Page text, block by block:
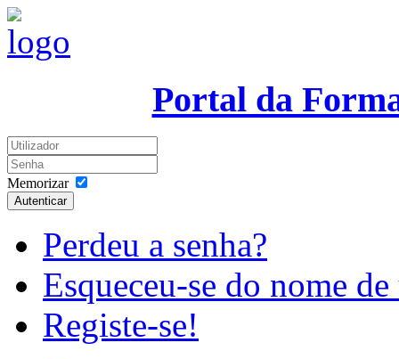
Portal da
Memorizar
Autenticar
Perdeu a senha?
Esqueceu-se do nome
Registe-se!